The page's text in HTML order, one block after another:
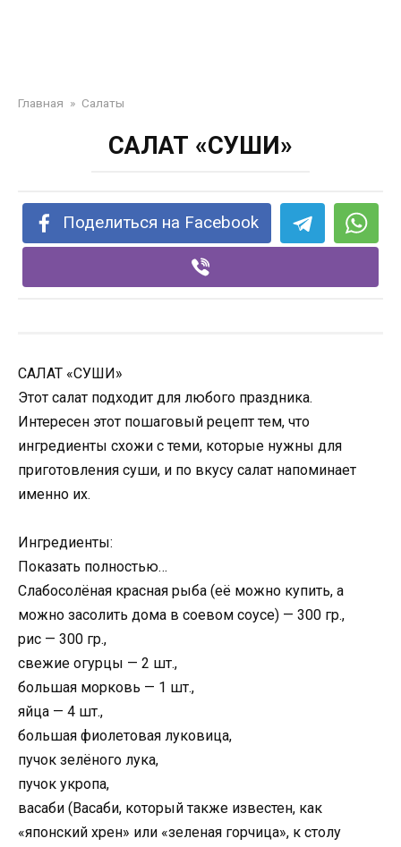
Главная » Салаты
САЛАТ «СУШИ»
Поделиться на Facebook
САЛАТ «СУШИ»
Этот салат подходит для любого праздника.
Интересен этот пошаговый рецепт тем, что
ингредиенты схожи с теми, которые нужны для
приготовления суши, и по вкусу салат напоминает
именно их.
Ингредиенты:
Показать полностью…
Слабосолёная красная рыба (её можно купить, а
можно засолить дома в соевом соусе) — 300 гр.,
рис — 300 гр.,
свежие огурцы — 2 шт.,
большая морковь — 1 шт.,
яйца — 4 шт.,
большая фиолетовая луковица,
пучок зелёного лука,
пучок укропа,
васаби (Васаби, который также известен, как
«японский хрен» или «зеленая горчица», к столу